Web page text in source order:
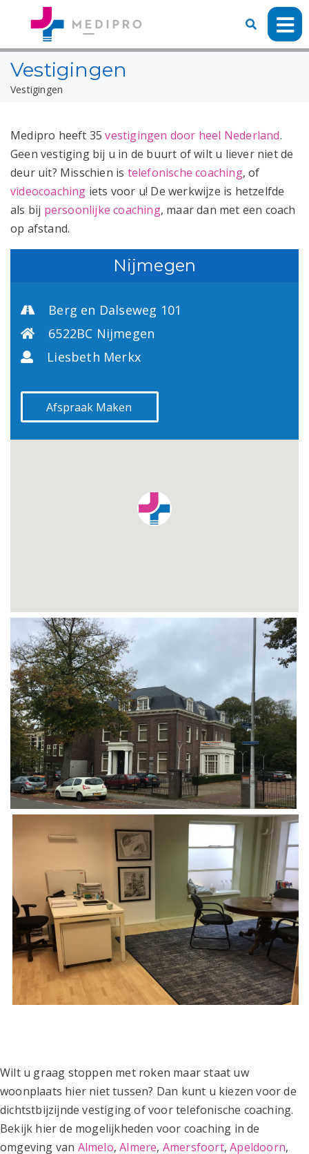
Vestigingen
Vestigingen
Medipro heeft 35 vestigingen door heel Nederland.
Geen vestiging bij u in de buurt of wilt u liever niet de
deur uit? Misschien is telefonische coaching, of
videocoaching iets voor u! De werkwijze is hetzelfde
als bij persoonlijke coaching, maar dan met een coach
op afstand.
Nijmegen
Berg en Dalseweg 101
6522BC Nijmegen
Liesbeth Merkx
Wilt u graag stoppen met roken maar staat uw
woonplaats hier niet tussen? Dan kunt u kiezen voor de
dichtstbijzijnde vestiging of voor telefonische coaching.
Bekijk hier de mogelijkheden voor coaching in de
omgeving van Almelo,Almere, Amersfoort,Apeldoorn,